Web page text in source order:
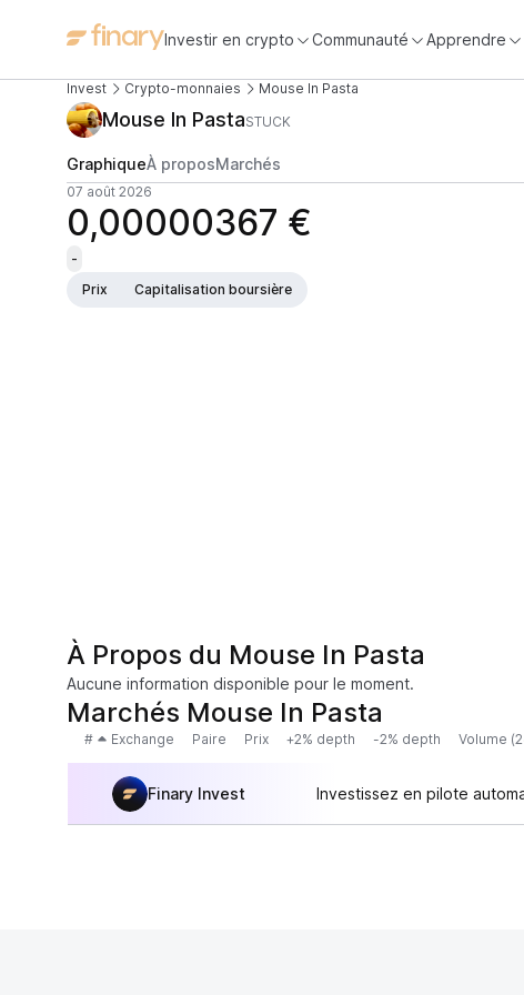
Investir en crypto Communauté Apprendre
Invest Crypto-monnaies Mouse In Pasta
Mouse In PastaSTUCK
GraphiqueÀ proposMarchés
07 août 2026
0,00000367 €
-
Prix
Capitalisation boursière
À Propos du Mouse In Pasta
Aucune information disponible pour le moment.
Marchés Mouse In Pasta
# Exchange Paire Prix +2% depth -2% depth Volume
Finary Invest Investissez en pilote